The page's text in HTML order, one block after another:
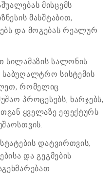
მისცემს
მასშტაბით,
და მოგებას რეალურ
სილამაზის სალონის
სისტემის
რომელიც
პროცესებს, ხარჯებს,
ყველაზე ეფექტურს
დატვირთვის,
და გეგმების